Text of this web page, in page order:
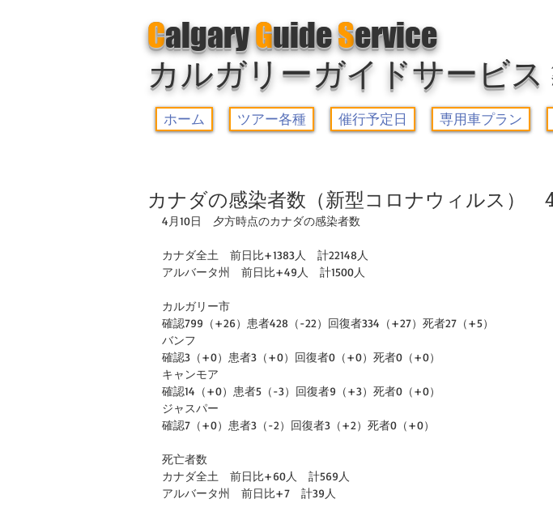
CalgaryGuideService
カルガリーガイドサービス
ホーム ツアー各種 催行予定日 専用車プラン
カナダの感染者数（新型コロナウィルス）
4月10日　夕方時点のカナダの感染者数
カナダ全土　前日比+1383人　計22148人
アルバータ州　前日比+49人　計1500人
カルガリー市
確認799（+26）患者428（-22）回復者334（+27）死者27（+5）
バンフ
確認3（+0）患者3（+0）回復者0（+0）死者0（+0）
キャンモア
確認14（+0）患者5（-3）回復者9（+3）死者0（+0）
ジャスパー
確認7（+0）患者3（-2）回復者3（+2）死者0（+0）
死亡者数
カナダ全土　前日比+60人　計569人
アルバータ州　前日比+7　計39人